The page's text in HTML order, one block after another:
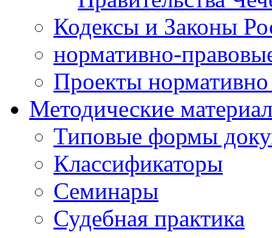
Кодексы и Законы
нормативно-
Проекты
Методические
Типовые формы
Классификаторы
Семинары
Судебная практика